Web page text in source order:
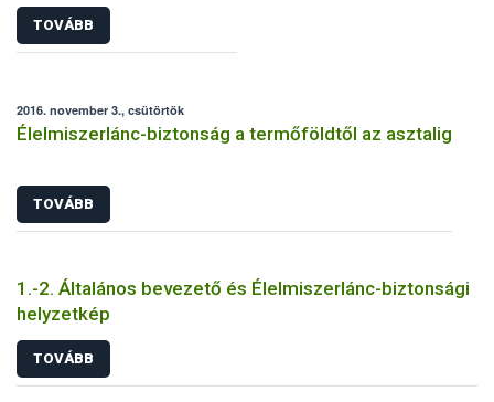
TOVÁBB
2016. november 3., csütörtök
Élelmiszerlánc-biztonság a termőföldtől az asztalig
TOVÁBB
1.-2. Általános bevezető és Élelmiszerlánc-biztonsági
helyzetkép
TOVÁBB